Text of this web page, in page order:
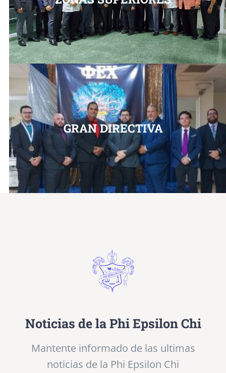
GRAN DIRECTIVA
Noticias de la Phi Epsilon Chi
Mantente informado de las ultimas
noticias de la Phi Epsilon Chi